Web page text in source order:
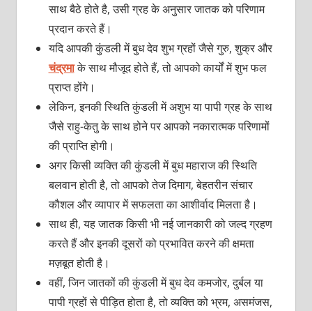
साथ बैठे होते है, उसी ग्रह के अनुसार जातक को परिणाम
प्रदान करते हैं।
यदि आपकी कुंडली में बुध देव शुभ ग्रहों जैसे गुरु, शुक्र और
चंद्रमाके साथ मौजूद होते हैं, तो आपको कार्यों में शुभ फल
प्राप्त होंगे।
लेकिन, इनकी स्थिति कुंडली में अशुभ या पापी ग्रह के साथ
जैसे राहु-केतु के साथ होने पर आपको नकारात्मक परिणामों
की प्राप्ति होगी।
अगर किसी व्यक्ति की कुंडली में बुध महाराज की स्थिति
बलवान होती है, तो आपको तेज दिमाग, बेहतरीन संचार
कौशल और व्यापार में सफलता का आशीर्वाद मिलता है।
साथ ही, यह जातक किसी भी नई जानकारी को जल्द ग्रहण
करते हैं और इनकी दूसरों को प्रभावित करने की क्षमता
मज़बूत होती है।
वहीं, जिन जातकों की कुंडली में बुध देव कमजोर, दुर्बल या
पापी ग्रहों से पीड़ित होता है, तो व्यक्ति को भ्रम, असमंजस,